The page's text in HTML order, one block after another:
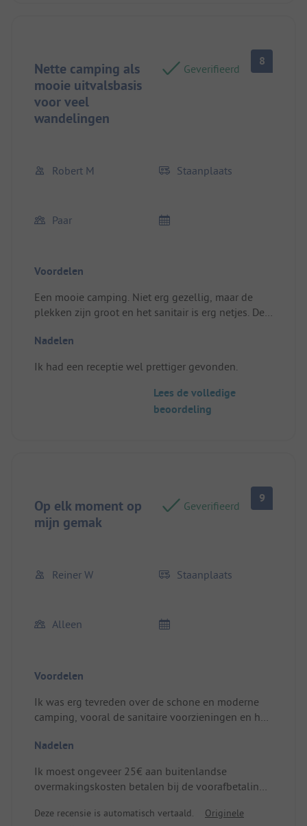
Nette camping als
mooie uitvalsbasis
voor veel
wandelingen
Geverifieerd
8
Robert M Staanplaats
Paar
Voordelen
Een mooie camping. Niet erg gezellig, maar de
plekken zijn groot en het sanitair is erg netjes. De
zwembad zorgt voor de nodige verkoeling. Bij het
Standplaats/Huuraccommodatie: Grote plek, de
boompjes zijn nog niet erg groot dus geven wel
iets schaduw maar niet super veel. Plek was netjes.
Nadelen
Ik had een receptie wel prettiger gevonden.
Lees de volledige
beoordeling
Op elk moment op
mijn gemak
Geverifieerd
9
Reiner W Staanplaats
Alleen
Voordelen
Ik was erg tevreden over de schone en moderne
camping, vooral de sanitaire voorzieningen en het
out waren positief.
netheid en comfort.
Nadelen
Ik moest ongeveer 25€ aan buitenlandse
overmakingskosten betalen bij de voorafbetaling
overmaken en niet in euro's kon betalen.
Deze recensie is automatisch vertaald.
Originele